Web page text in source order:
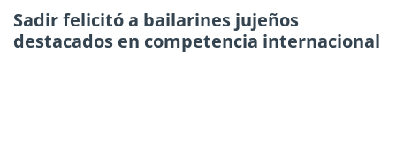
Sadir felicitó a bailarines jujeños
destacados en competencia internacional